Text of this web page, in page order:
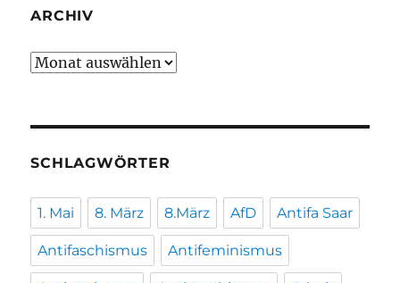
ARCHIV
Archiv
SCHLAGWÖRTER
1. Mai 8. März 8.März AfD Antifa Saar
Antifaschismus Antifeminismus